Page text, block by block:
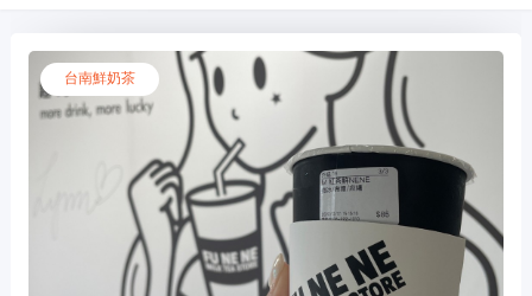
台南鮮奶茶